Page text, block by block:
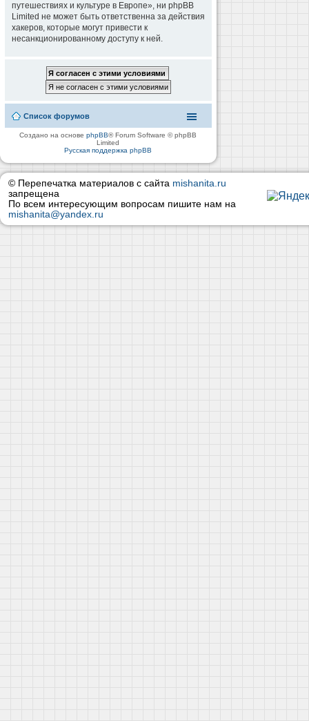
путешествиях и культуре в Европе», ни phpBB
Limited не может быть ответственна за действия
хакеров, которые могут привести к
несанкционированному доступу к ней.
Список форумов
Создано на основеphpBB® Forum Software © phpBB
Limited
Русская поддержка phpBB
© Перепечатка материалов с сайта mishanita.ru
запрещена
По всем интересующим вопросам пишите нам на
mishanita@yandex.ru